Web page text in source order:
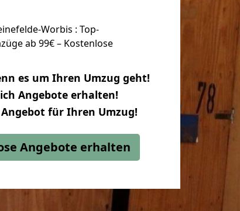
Worbis : Top-
ab 99€ – Kostenlose
es um Ihren Umzug geht!
Angebote erhalten!
Angebot für Ihren Umzug!
Angebote erhalten